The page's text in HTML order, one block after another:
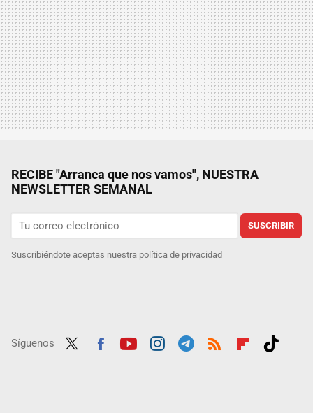
RECIBE "Arranca que nos vamos", NUESTRA
NEWSLETTER SEMANAL
SUSCRIBIR
Suscribiéndote aceptas nuestra política de privacidad
Síguenos